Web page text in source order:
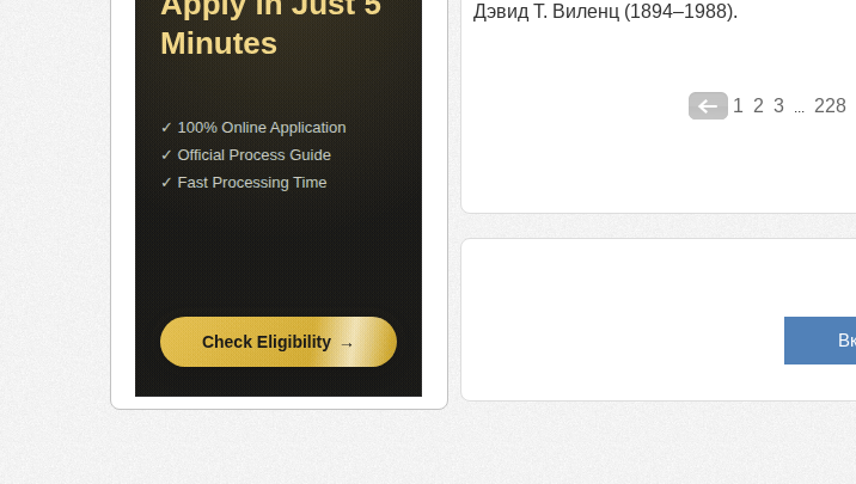
Дэвид Т. Виленц (1894–1988).
1 2 3 ... 228